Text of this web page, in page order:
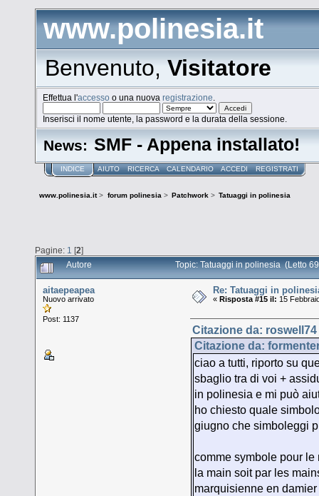
www.polinesia.it
Benvenuto,Visitatore
Effettua l'accesso o una nuovaregistrazione
Inserisci il nome utente, la password e la durata della sessione.
News: SMF - Appena installato!
INDICE AIUTO RICERCA CALENDARIO ACCEDI REGISTRATI
www.polinesia.it> forum polinesia> Patchwork> Tatuaggi in polinesia
Pagine: 1 [2]
Autore Topic: Tatuaggi in polinesia (Letto
aitaepeapea
Nuovo arrivato
Post: 1137
Re: Tatuaggi in
« Risposta #15 il: 15
Citazione da:
Citazione da:
ciao a tutti, riporto su
sbaglio tra di voi +
in polinesia e mi può
ho chiesto quale
giugno che simboleggi
comme symbole pour
la main soit par les
marquisienne en